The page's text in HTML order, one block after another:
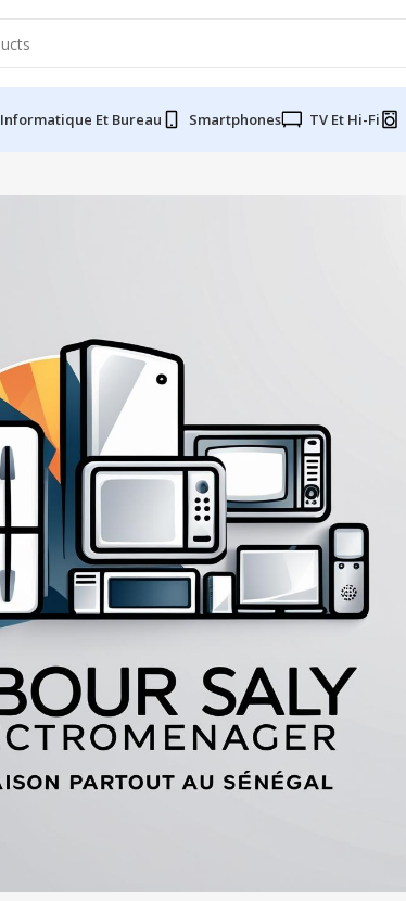
Informatique Et Bureau Smartphones TV Et Hi-Fi